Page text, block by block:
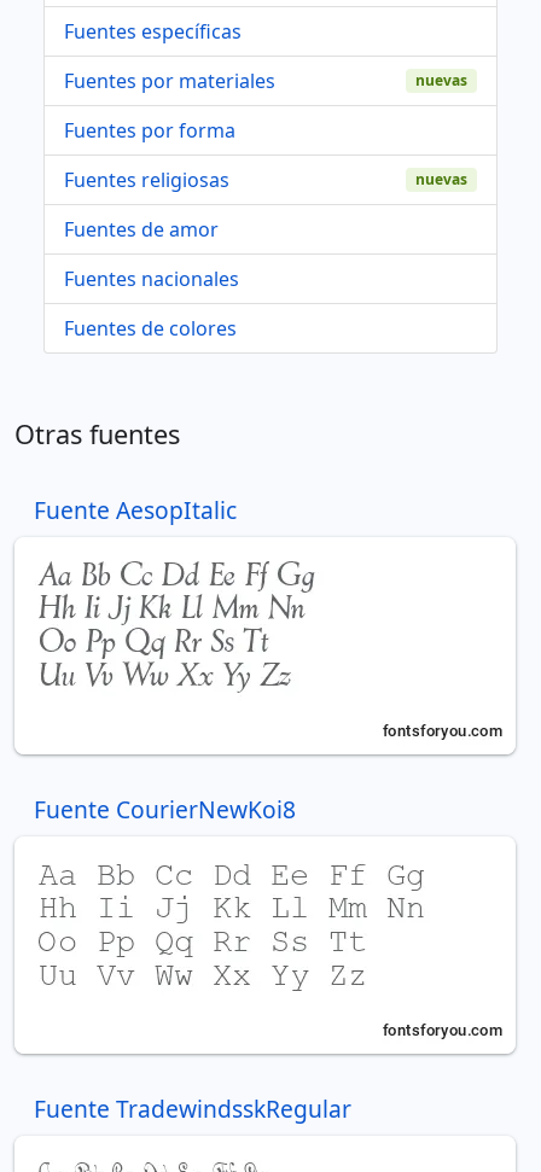
Fuentes específicas
Fuentes por materiales
nuevas
Fuentes por forma
Fuentes religiosas
nuevas
Fuentes de amor
Fuentes nacionales
Fuentes de colores
Otras fuentes
Fuente AesopItalic
Fuente CourierNewKoi8
Fuente TradewindsskRegular